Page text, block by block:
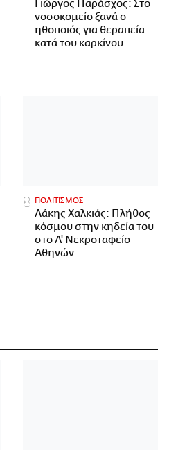
Γιώργος Παράσχος: Στο
νοσοκομείο ξανά ο
ηθοποιός για θεραπεία
κατά του καρκίνου
ΠΟΛΙΤΙΣΜΟΣ
Λάκης Χαλκιάς: Πλήθος
κόσμου στην κηδεία του
στο Α' Νεκροταφείο
Αθηνών